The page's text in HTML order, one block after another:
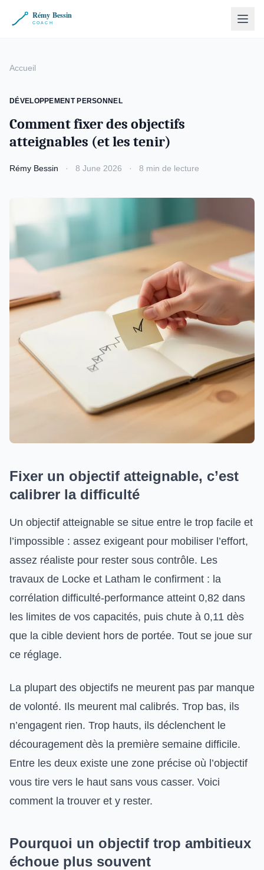
Accueil
DÉVELOPPEMENT PERSONNEL
Comment fixer des objectifs
atteignables (et les tenir)
Rémy Bessin · 8 June 2026 · 8 min de lecture
Fixer un objectif atteignable, c’est
calibrer la difficulté
Un objectif atteignable se situe entre le trop facile et
l’impossible : assez exigeant pour mobiliser l’effort,
assez réaliste pour rester sous contrôle. Les
travaux de Locke et Latham le confirment : la
corrélation difficulté-performance atteint 0,82 dans
les limites de vos capacités, puis chute à 0,11 dès
que la cible devient hors de portée. Tout se joue sur
ce réglage.
La plupart des objectifs ne meurent pas par manque
de volonté. Ils meurent mal calibrés. Trop bas, ils
n’engagent rien. Trop hauts, ils déclenchent le
découragement dès la première semaine difficile.
Entre les deux existe une zone précise où l’objectif
vous tire vers le haut sans vous casser. Voici
comment la trouver et y rester.
Pourquoi un objectif trop ambitieux
échoue plus souvent